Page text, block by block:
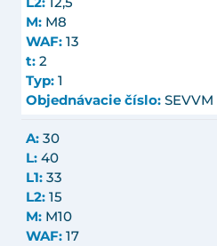
M: M8
WAF: 13
t: 2
Typ: 1
Objednávacie číslo:
A: 30
L: 40
L1: 33
L2: 15
M: M10
WAF: 17